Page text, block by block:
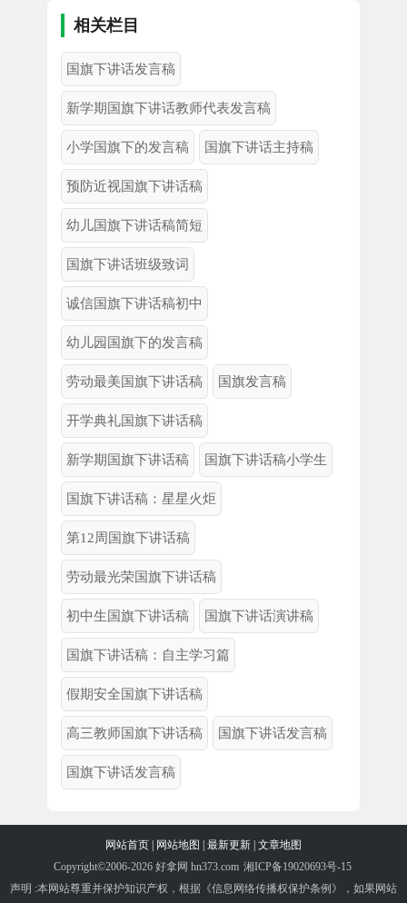
相关栏目
国旗下讲话发言稿
新学期国旗下讲话教师代表发言稿
小学国旗下的发言稿 国旗下讲话主持稿
预防近视国旗下讲话稿
幼儿国旗下讲话稿简短
国旗下讲话班级致词
诚信国旗下讲话稿初中
幼儿园国旗下的发言稿
劳动最美国旗下讲话稿 国旗发言稿
开学典礼国旗下讲话稿
新学期国旗下讲话稿 国旗下讲话稿小学生
国旗下讲话稿：星星火炬
第12周国旗下讲话稿
劳动最光荣国旗下讲话稿
初中生国旗下讲话稿 国旗下讲话演讲稿
国旗下讲话稿：自主学习篇
假期安全国旗下讲话稿
高三教师国旗下讲话稿 国旗下讲话发言稿
国旗下讲话发言稿
网站首页 网站地图 最新更新 文章地图
Copyright©2006-2026 好拿网 hn373.com 湘ICP备19020693号-15
声明 :本网站尊重并保护知识产权，根据《信息网络传播权保护条例》，如果网站